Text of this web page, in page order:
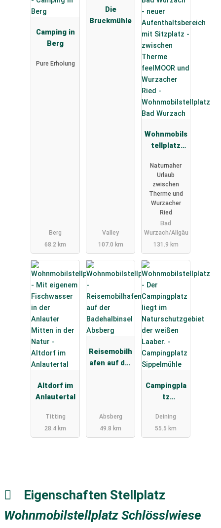
Camping in
Berg
Pure Erholung
Berg
68.2 km
Die
Bruckmühle
Valley
107.0 km
Wohnmobils
tellplatz
Wurzach
Naturnaher
Urlaub
zwischen
Therme und
Wurzacher
Ried
Bad
Wurzach/Allgäu
131.9 km
Altdorf im
Anlautertal
Titting
28.4 km
Reisemobilh
afen auf der
Absberg
49.8 km
Campingpla
tz
e
Deining
55.5 km
Eigenschaften Stellplatz
Wohnmobilstellplatz Schlösslwiese